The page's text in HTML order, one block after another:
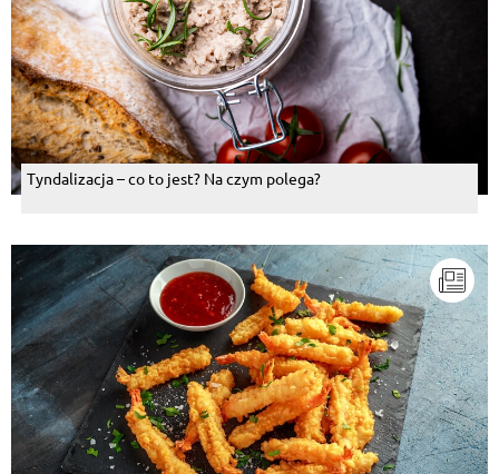
Tyndalizacja – co to jest? Na czym polega?